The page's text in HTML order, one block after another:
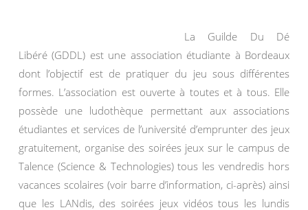
La Guilde Du Dé
Libéré (GDDL) est une association étudiante à Bordeaux
dont l’objectif est de pratiquer du jeu sous différentes
formes. L’association est ouverte à toutes et à tous. Elle
possède une ludothèque permettant aux associations
étudiantes et services de l’université d’emprunter des jeux
gratuitement, organise des soirées jeux sur le campus de
Talence (Science & Technologies) tous les vendredis hors
vacances scolaires (voir barre d’information, ci-après) ainsi
que les LANdis, des soirées jeux vidéos tous les lundis